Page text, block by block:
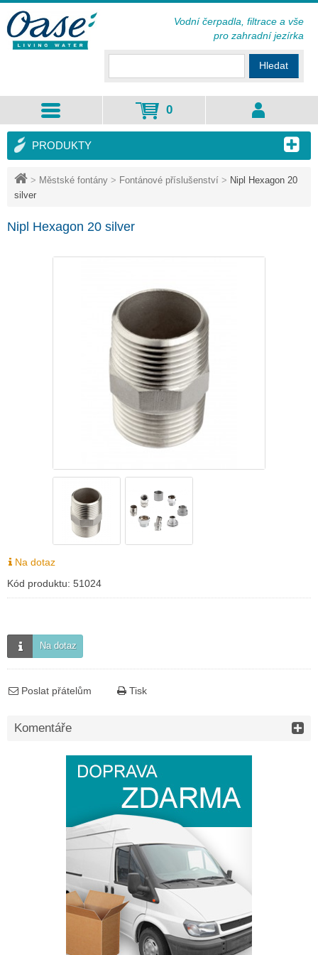
> Městské fontány > Fontánové příslušenství > Nipl Hexagon 20
silver
Nipl Hexagon 20 silver
Na dotaz
Kód produktu: 51024
Na dotaz
Poslat přátelům Tisk
Komentáře
PRODUKTY
Hledat
0
Vodní čerpadla, filtrace a vše
pro zahradní jezírka